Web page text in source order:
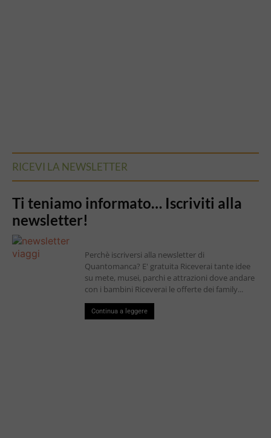
RICEVI LA NEWSLETTER
Ti teniamo informato… Iscriviti alla
newsletter!
Perchè iscriversi alla newsletter di
Quantomanca? E' gratuita Riceverai tante idee
su mete, musei, parchi e attrazioni dove andare
con i bambini Riceverai le offerte dei family...
Continua a leggere